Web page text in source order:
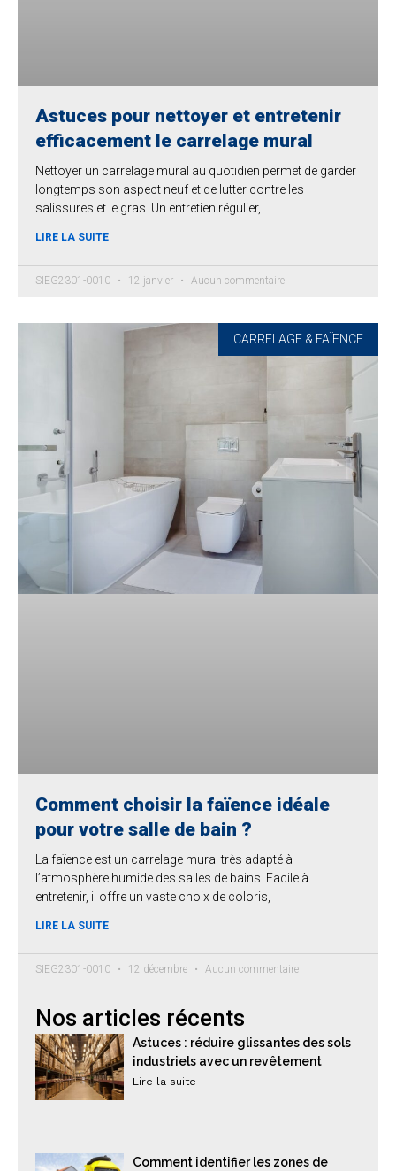
Nos articles récents
Astuces : réduire glissantes des sols
industriels avec un revêtement
Lire la suite
Comment identifier les zones de
Astuces pour nettoyer et entretenir
efficacement le carrelage mural
Nettoyer un carrelage mural au quotidien permet de garder
longtemps son aspect neuf et de lutter contre les
salissures et le gras. Un entretien régulier,
LIRE LA SUITE
SIEG2301-0010 12 janvier Aucun commentaire
CARRELAGE & FAÏENCE
Comment choisir la faïence idéale
pour votre salle de bain ?
La faïence est un carrelage mural très adapté à
l’atmosphère humide des salles de bains. Facile à
entretenir, il offre un vaste choix de coloris,
LIRE LA SUITE
SIEG2301-0010 12 décembre Aucun commentaire